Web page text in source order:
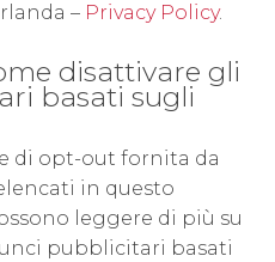
– Privacy Policy.
disattivare gli
basati sugli
di opt-out fornita da
in questo
leggere di più su
pubblicitari basati